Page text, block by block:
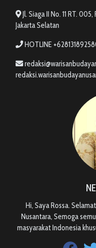
Jl. Siaga II No. 11 RT.
Jakarta Selatan
HOTLINE
Hi, Saya Rossa.
Nusantara, Semoga
masyarakat Indonesia